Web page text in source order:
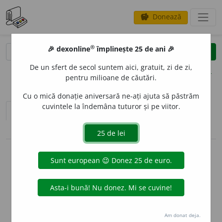
savings Donează
clear
opțiuni
sinteza definițiilor (1)
definiții (12)
pronunție volume_up
info
Aceste definiții sunt compilate de
echipa dexonline. Definițiile
originale se află pe filadefiniții.
Puteți reordona filele pe pagina de
🎉 dexonline® împlinește 25 de ani 🎉
De un sfert de secol suntem aici, gratuit, zi de zi,
pentru milioane de căutări.
Cu o mică donație aniversară ne-ați ajuta să păstrăm
cuvintele la îndemâna tuturor și pe viitor.
Am donat deja.